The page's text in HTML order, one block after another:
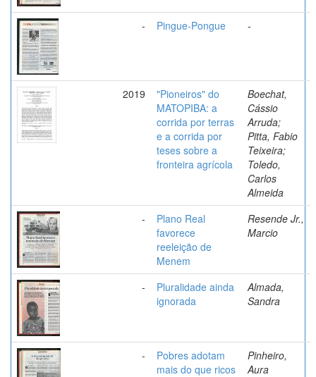
- Pingue-Pongue -
2019
"Pioneiros" do
MATOPIBA: a
corrida por terras
e a corrida por
teses sobre a
fronteira agrícola
Boechat,
Cássio
Arruda;
Pitta, Fabio
Teixeira;
Toledo,
Carlos
Almeida
-
Plano Real
favorece
reeleição de
Menem
Resende Jr.,
Marcio
-
Pluralidade ainda
ignorada
Almada,
Sandra
-
Pobres adotam
mais do que ricos
Pinheiro,
Aura